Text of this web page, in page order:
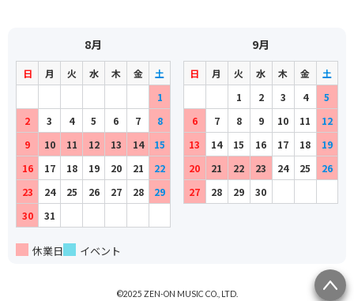
8月
日 月 火 水 木 金
土
1
2
3 4 5 6 7
8
9
10 11 12 13 14
15
16
17 18 19 20 21
22
23
24 25 26 27 28
29
30
31
9月
日 月 火 水 木 金
土
1
2 3 4
5
6
7 8 9 10 11
12
13
14 15 16 17 18
19
20
21 22 23 24 25
26
27
28 29 30
休業日 イベント
©2025 ZEN-ON MUSIC CO., LTD.